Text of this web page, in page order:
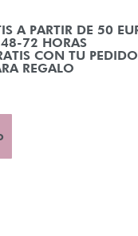
A PARTIR DE 50
48-72 HORAS
CON TU PEDIDO
REGALO